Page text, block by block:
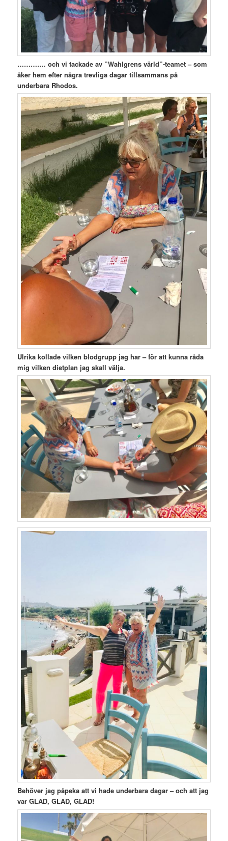
…………. och vi tackade av ”Wahlgrens värld”-teamet – som
åker hem efter några trevliga dagar tillsammans på
underbara Rhodos.
Ulrika kollade vilken blodgrupp jag har – för att kunna råda
mig vilken dietplan jag skall välja.
Behöver jag påpeka att vi hade underbara dagar – och att jag
var GLAD, GLAD, GLAD!